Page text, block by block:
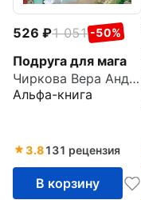
526 1 051 -50%
Подруга для мага
Чиркова Вера Андреевна
Альфа-книга
3.8131 рецензия
В корзину